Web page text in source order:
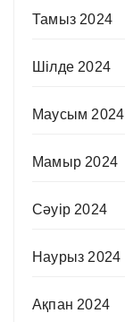
Тамыз 2024
Шілде 2024
Маусым 2024
Мамыр 2024
Сәуір 2024
Наурыз 2024
Ақпан 2024